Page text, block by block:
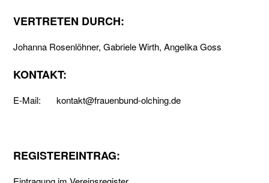
VERTRETEN DURCH:
Johanna Rosenlöhner, Gabriele Wirth, Angelika Goss
KONTAKT:
E-Mail: kontakt@frauenbund-olching.de
REGISTEREINTRAG: